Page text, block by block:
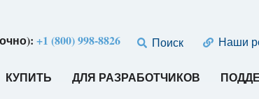
+1 (800) 998-8826 Поиск Наши
КУПИТЬ ДЛЯ РАЗРАБОТЧИКОВ